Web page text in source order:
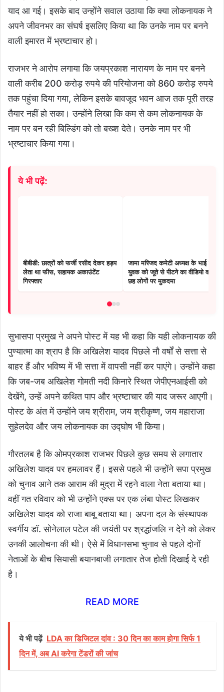
याद आ गई। इसके बाद उन्होंने सवाल उठाया कि क्या लोकनायक ने
अपने जीवनभर का संघर्ष इसलिए किया था कि उनके नाम पर बनने
वाली इमारत में भ्रष्टाचार हो।
राजभर ने आरोप लगाया कि जयप्रकाश नारायण के नाम पर बनने
वाली करीब 200 करोड़ रुपये की परियोजना को 860 करोड़ रुपये
तक पहुंचा दिया गया, लेकिन इसके बावजूद भवन आज तक पूरी तरह
तैयार नहीं हो सका। उन्होंने लिखा कि कम से कम लोकनायक के
नाम पर बन रही बिल्डिंग को तो बख्श देते। उनके नाम पर भी
भ्रष्टाचार किया गया।
ये भी पढ़ें:
बीबीडी: छात्रों को फर्जी रसीद देकर हड़प
लेता था फीस, सहायक अकाउंटेंट
गिरफ्तार
जामा मस्जिद कमेटी अध्यक्ष के भाई का
युवक को जूते से पीटने का वीडियो वायरल,
छह लोगों पर मुकदमा
सुभासपा प्रमुख ने अपने पोस्ट में यह भी कहा कि यही लोकनायक की
पुण्यात्मा का श्राप है कि अखिलेश यादव पिछले नौ वर्षों से सत्ता से
बाहर हैं और भविष्य में भी सत्ता में वापसी नहीं कर पाएंगे। उन्होंने कहा
कि जब-जब अखिलेश गोमती नदी किनारे स्थित जेपीएनआईसी को
देखेंगे, उन्हें अपने कथित पाप और भ्रष्टाचार की याद जरूर आएगी।
पोस्ट के अंत में उन्होंने जय श्रीराम, जय श्रीकृष्ण, जय महाराजा
सुहेलदेव और जय लोकनायक का उद्घोष भी किया।
गौरतलब है कि ओमप्रकाश राजभर पिछले कुछ समय से लगातार
अखिलेश यादव पर हमलावर हैं। इससे पहले भी उन्होंने सपा प्रमुख
को चुनाव आने तक आराम की मुद्रा में रहने वाला नेता बताया था।
वहीं गत रविवार को भी उन्होंने एक्स पर एक लंबा पोस्ट लिखकर
अखिलेश यादव को राजा बाबू बताया था। अपना दल के संस्थापक
स्वर्गीय डॉ. सोनेलाल पटेल की जयंती पर श्रद्धांजलि न देने को लेकर
उनकी आलोचना की थी। ऐसे में विधानसभा चुनाव से पहले दोनों
नेताओं के बीच सियासी बयानबाजी लगातार तेज होती दिखाई दे रही
है।
READ MORE
ये भी पढ़ें LDA का डिजिटल दांव : 30 दिन का काम होगा सिर्फ 1
दिन में, अब AI करेगा टेंडरों की जांच